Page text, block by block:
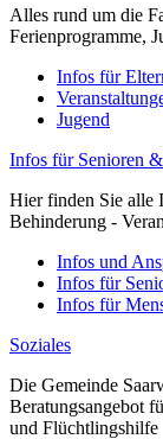
Alles rund um die
Ferienprogramme,
Infos für
Jugend
Infos für Senioren
Hier finden Sie alle
Behinderung -
Infos und
Infos für
Infos für
Soziales
Die Gemeinde
Beratungsangebot
und Flüchtlingshilfe